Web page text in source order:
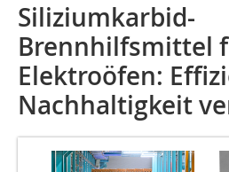
Siliziumkarbid-
Brennhilfsmittel
Elektroöfen:
Nachhaltigkeit